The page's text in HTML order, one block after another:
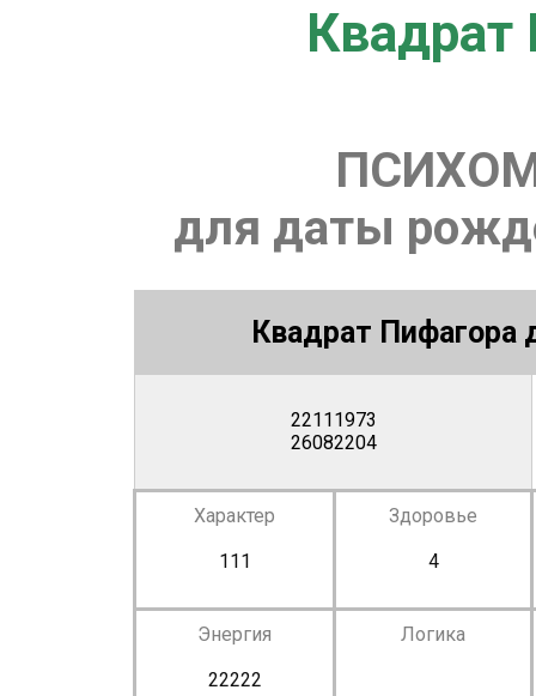
Квадрат
для даты
Квадрат Пифагора
22111973
26082204
Характер
111
Здоровье
4
Энергия
22222
Логика